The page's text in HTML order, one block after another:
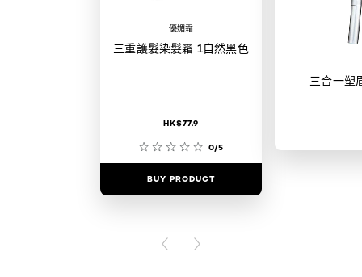
優媚霜
三重護髮染髮霜 1自然黑色
HK$77.9
0/5
BUY PRODUCT
三合一塑
PREVIOUS CARD
NEXT CARD